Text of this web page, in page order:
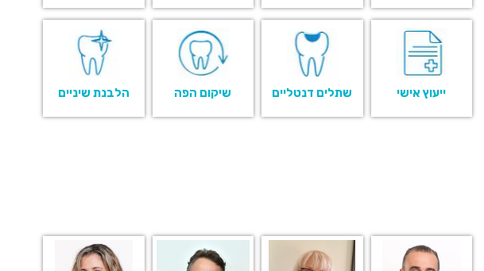
ייעוץ אישי שתלים דנטליים שיקום הפה הלבנת שיניים